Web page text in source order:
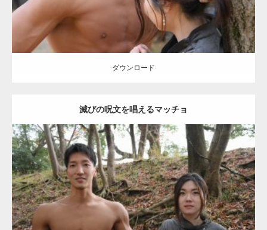
ダウンロード
滅びの呪文を唱えるマッチョ
Update:2021.07.8
Category:公園のマッチョ その他 AKIHITO(細マッチョ) 大胸筋 腹筋
ダウンロード
【YouTube】マッチョフリー素材メンバーが
ギネス世界記録…
【TV】TBS番組「ひるおび」にてマッスルプ
ラスが紹介されま…
TOKYO FMラジオ番組「ONE MORNING」
で紹介さ…